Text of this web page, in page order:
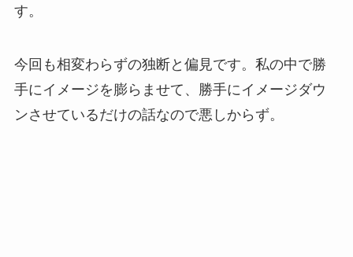
す。
今回も相変わらずの独断と偏見です。私の中で勝
手にイメージを膨らませて、勝手にイメージダウ
ンさせているだけの話なので悪しからず。